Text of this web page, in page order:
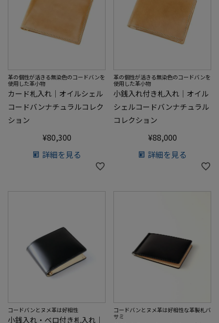
革の個性が活きる無染色のコードバンを
使用した革小物
カード札入れ｜オイルシェル
コードバンナチュラルコレク
ション
¥80,300
詳細を見る
革の個性が活きる無染色のコードバンを
使用した革小物
小銭入れ付き札入れ｜オイル
シェルコードバンナチュラル
コレクション
¥88,000
詳細を見る
コードバンとヌメ革は好相性
小銭入れ・ベロ付き札入れ｜
コードバンとヌメ革は好相性な革製札バ
サミ